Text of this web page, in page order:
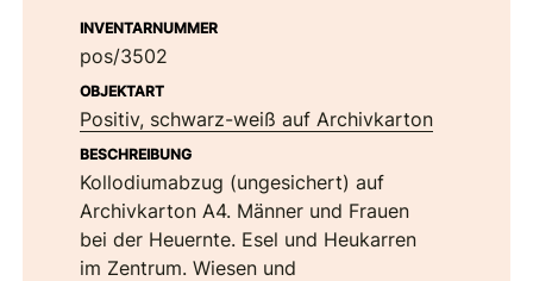
INVENTARNUMMER
pos/3502
OBJEKTART
Positiv, schwarz-weiß auf Archivkarton
BESCHREIBUNG
Kollodiumabzug (ungesichert) auf
Archivkarton A4. Männer und Frauen
bei der Heuernte. Esel und Heukarren
im Zentrum. Wiesen und